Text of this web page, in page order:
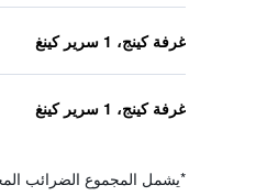
غرفة كينج، 1 سرير كينغ
غرفة كينج، 1 سرير كينغ
*يشمل المجموع الضرائب